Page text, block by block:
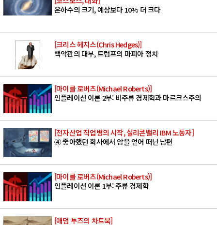
은하수의 크기, 예상보다 10% 더 크다
[크리스 헤지스(Chris Hedges)]
백악관의 대부, 트럼프의 마피아 정치
[마이클 로버츠(Michael Roberts)]
인플레이션 이론 2부: 비주류 경제학과 마르크스주의
[전자산업 직업병의 시작, 실리콘밸리 IBM 노동자]
④ 좋아했던 회사에서 암을 얻어 떠난 남편
[마이클 로버츠(Michael Roberts)]
인플레이션 이론 1부: 주류 경제학
[애덤 투즈의 차트북]